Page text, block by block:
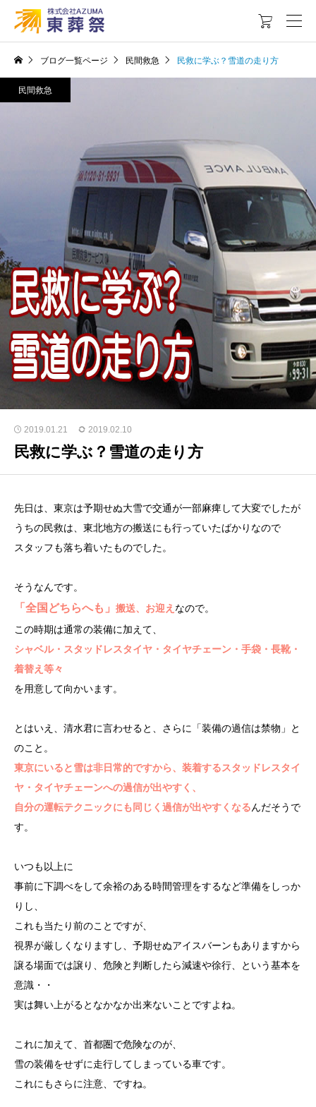

ブログ一覧ページ 民間救急 民救に学ぶ？雪道の走り方
民間救急
2019.01.21 2019.02.10
民救に学ぶ？雪道の走り方
先日は、東京は予期せぬ大雪で交通が一部麻痺して大変でしたが
うちの民救は、東北地方の搬送にも行っていたばかりなので
スタッフも落ち着いたものでした。
そうなんです。
「全国どちらへも」 搬送、お迎え なので。
この時期は通常の装備に加えて、
シャベル・スタッドレスタイヤ・タイヤチェーン・手袋・長靴・
着替え等々
を用意して向かいます。
とはいえ、清水君に言わせると、さらに「装備の過信は禁物」と
のこと。
東京にいると雪は非日常的ですから、装着するスタッドレスタイ
ヤ・タイヤチェーンへの過信が出やすく、
自分の運転テクニックにも同じく過信が出やすくなるんだそうで
す。
いつも以上に
事前に下調べをして余裕のある時間管理をするなど準備をしっか
りし、
これも当たり前のことですが、
視界が厳しくなりますし、予期せぬアイスバーンもありますから
譲る場面では譲り、危険と判断したら減速や徐行、という基本を
意識・・
実は舞い上がるとなかなか出来ないことですよね。
これに加えて、首都圏で危険なのが、
雪の装備をせずに走行してしまっている車です。
これにもさらに注意、ですね。